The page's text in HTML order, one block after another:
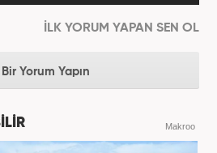
İLK YORUM YAPAN SEN OL
Bir Yorum Yapın
Makroo